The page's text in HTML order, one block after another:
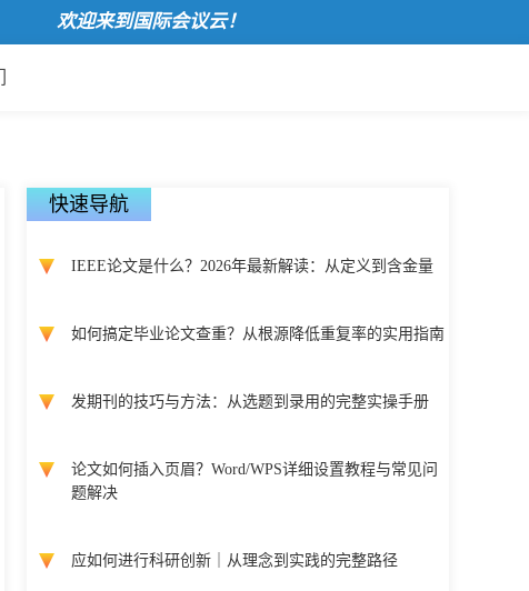
欢迎来到国际会议云！
快速导航
IEEE论文是什么？2026年最新解读：从定义到含金量
如何搞定毕业论文查重？从根源降低重复率的实用指南
发期刊的技巧与方法：从选题到录用的完整实操手册
论文如何插入页眉？Word/WPS详细设置教程与常见问
题解决
应如何进行科研创新｜从理念到实践的完整路径